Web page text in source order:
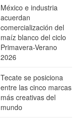
México e industria
acuerdan
comercialización del
maíz blanco del ciclo
Primavera-Verano
2026
Tecate se posiciona
entre las cinco marcas
más creativas del
mundo